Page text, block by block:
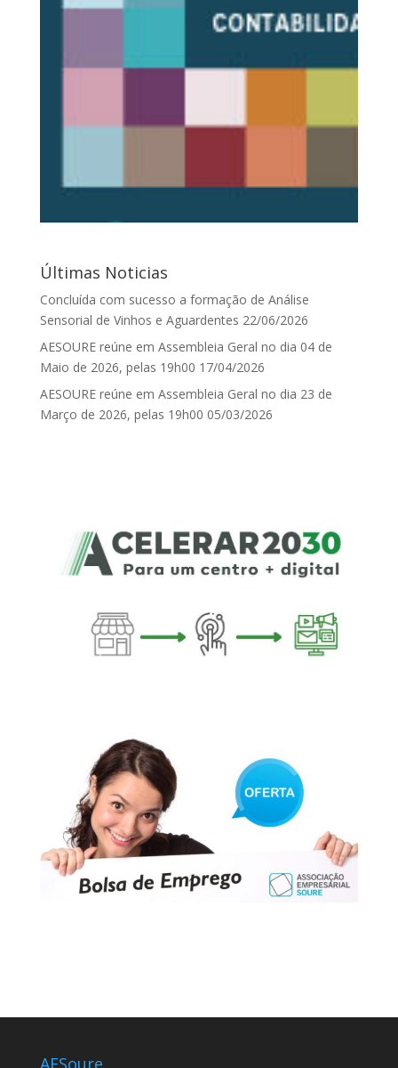
Últimas Noticias
Concluída com sucesso a formação de Análise
Sensorial de Vinhos e Aguardentes 22/06/2026
AESOURE reúne em Assembleia Geral no dia 04 de
Maio de 2026, pelas 19h00 17/04/2026
AESOURE reúne em Assembleia Geral no dia 23 de
Março de 2026, pelas 19h00 05/03/2026
AESoure